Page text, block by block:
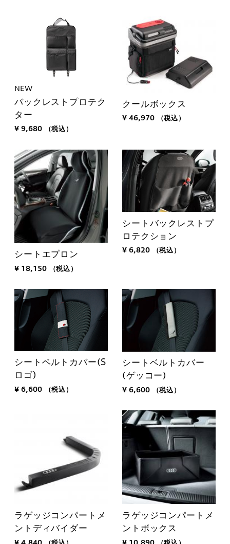
NEW
バックレストプロテク
ター
¥ 9,680 （税込）
クールボックス
¥ 46,970 （税込）
シートエプロン
¥ 18,150 （税込）
シートバックレストプ
ロテクション
¥ 6,820 （税込）
シートベルトカバー(S
ロゴ)
¥ 6,600 （税込）
シートベルトカバー
(ゲッコー)
¥ 6,600 （税込）
ラゲッジコンパートメ
ントディバイダー
ラゲッジコンパートメ
ントボックス